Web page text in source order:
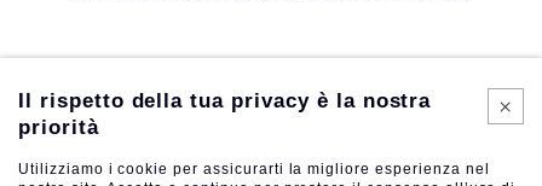
Il rispetto della tua privacy è la nostra
priorità
Utilizziamo i cookie per assicurarti la migliore esperienza nel